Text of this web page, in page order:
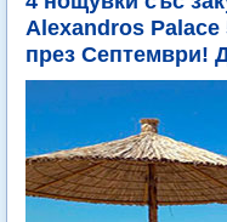
Alexandros
през Септември!